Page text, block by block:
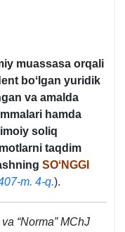
muassasa orqali
boʻlgan yuridik
va amalda
hamda
soliq
taqdim
SOʻNGGI
m. 4-q.).
“Norma” MChJ